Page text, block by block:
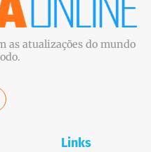
as atualizações do mundo
Links